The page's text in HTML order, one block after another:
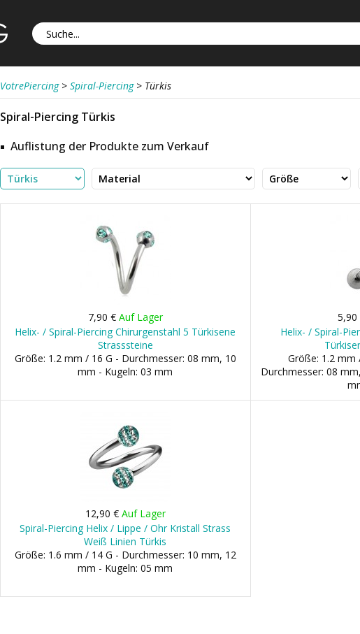
VotrePiercing > Spiral-Piercing > Türkis
Spiral-Piercing Türkis
Auflistung der Produkte zum Verkauf
7,90 € Auf Lager
Helix- / Spiral-Piercing Chirurgenstahl 5 Türkisene
Strasssteine
Größe: 1.2 mm / 16 G - Durchmesser: 08 mm, 10
mm - Kugeln: 03 mm
Helix- / Spiral-
Größe: 1.2 mm
Durchmesser: 08
12,90 € Auf Lager
Spiral-Piercing Helix / Lippe / Ohr Kristall Strass
Weiß Linien Türkis
Größe: 1.6 mm / 14 G - Durchmesser: 10 mm, 12
mm - Kugeln: 05 mm